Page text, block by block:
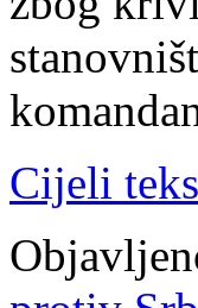
Cijeli